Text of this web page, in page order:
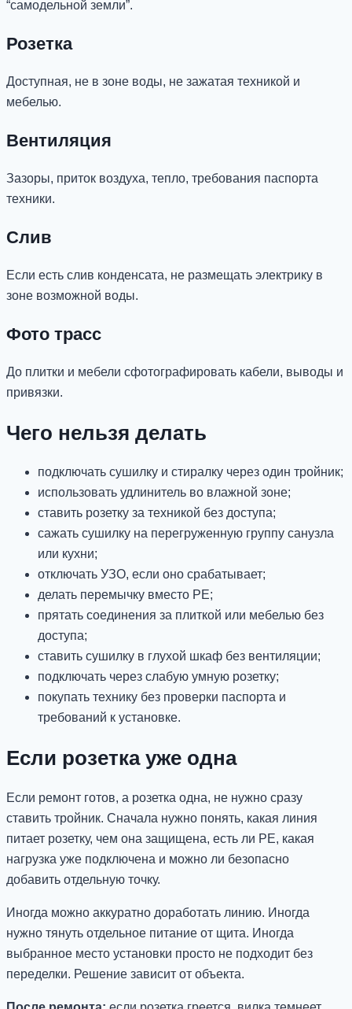
“самодельной земли”.
Розетка
Доступная, не в зоне воды, не зажатая техникой и
мебелью.
Вентиляция
Зазоры, приток воздуха, тепло, требования паспорта
техники.
Слив
Если есть слив конденсата, не размещать электрику в
зоне возможной воды.
Фото трасс
До плитки и мебели сфотографировать кабели, выводы и
привязки.
Чего нельзя делать
подключать сушилку и стиралку через один тройник;
использовать удлинитель во влажной зоне;
ставить розетку за техникой без доступа;
сажать сушилку на перегруженную группу санузла
или кухни;
отключать УЗО, если оно срабатывает;
делать перемычку вместо PE;
прятать соединения за плиткой или мебелью без
доступа;
ставить сушилку в глухой шкаф без вентиляции;
подключать через слабую умную розетку;
покупать технику без проверки паспорта и
требований к установке.
Если розетка уже одна
Если ремонт готов, а розетка одна, не нужно сразу
ставить тройник. Сначала нужно понять, какая линия
питает розетку, чем она защищена, есть ли PE, какая
нагрузка уже подключена и можно ли безопасно
добавить отдельную точку.
Иногда можно аккуратно доработать линию. Иногда
нужно тянуть отдельное питание от щита. Иногда
выбранное место установки просто не подходит без
переделки. Решение зависит от объекта.